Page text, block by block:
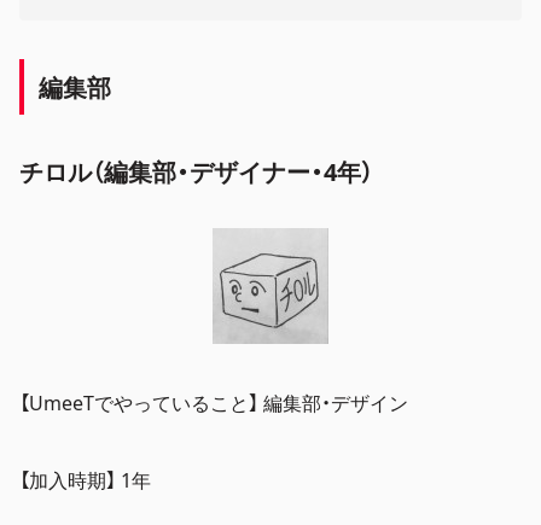
編集部
チロル（編集部・デザイナー・4年）
【UmeeTでやっていること】 編集部・デザイン
【加入時期】 1年